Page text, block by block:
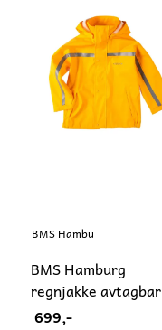
BMS Hamburg
BMS Hamburg
regnjakke avtagbar
hette - str. 80, ...
699,-